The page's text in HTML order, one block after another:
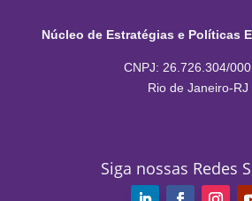
Núcleo de Estratégias e Políticas
CNPJ: 26.726.304/
Rio de Janeiro-RJ
Siga nossas Redes